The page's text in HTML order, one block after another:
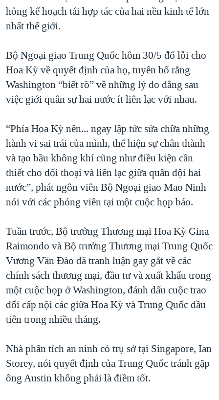
hỏng kế hoạch tái hợp tác của hai nền kinh tế lớn
nhất thế giới.
Bộ Ngoại giao Trung Quốc hôm 30/5 đổ lỗi cho
Hoa Kỳ về quyết định của họ, tuyên bố rằng
Washington “biết rõ” về những lý do đằng sau
việc giới quân sự hai nước ít liên lạc với nhau.
“Phía Hoa Kỳ nên... ngay lập tức sửa chữa những
hành vi sai trái của mình, thể hiện sự chân thành
và tạo bầu không khí cũng như điều kiện cần
thiết cho đối thoại và liên lạc giữa quân đội hai
nước”, phát ngôn viên Bộ Ngoại giao Mao Ninh
nói với các phóng viên tại một cuộc họp báo.
Tuần trước, Bộ trưởng Thương mại Hoa Kỳ Gina
Raimondo và Bộ trưởng Thương mại Trung Quốc
Vương Văn Đào đã tranh luận gay gắt về các
chính sách thương mại, đầu tư và xuất khẩu trong
một cuộc họp ở Washington, đánh dấu cuộc trao
đổi cấp nội các giữa Hoa Kỳ và Trung Quốc đầu
tiên trong nhiều tháng.
Nhà phân tích an ninh có trụ sở tại Singapore, Ian
Storey, nói quyết định của Trung Quốc tránh gặp
ông Austin không phải là điềm tốt.